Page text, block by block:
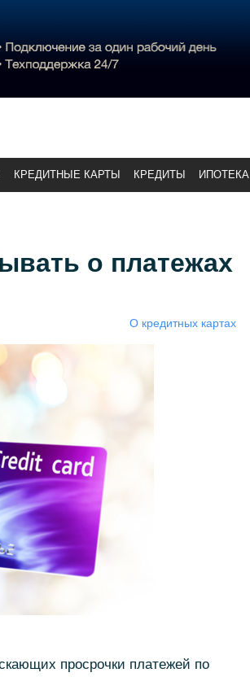
КРЕДИТНЫЕ КАРТЫ КРЕДИТЫ ИПОТЕКА
о платежах
О кредитных картах
просрочки платежей по